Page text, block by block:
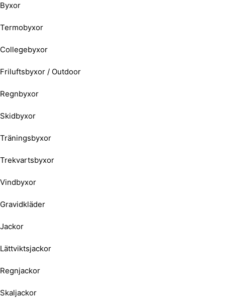
Byxor
Termobyxor
Collegebyxor
Friluftsbyxor / Outdoor
Regnbyxor
Skidbyxor
Träningsbyxor
Trekvartsbyxor
Vindbyxor
Gravidkläder
Jackor
Lättviktsjackor
Regnjackor
Skaljackor